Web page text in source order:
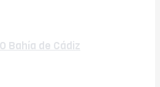
Bahía de Cádiz